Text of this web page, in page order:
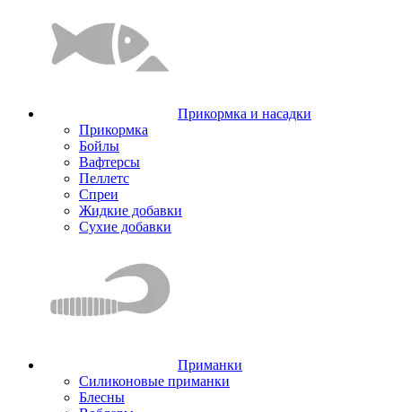
Прикормка и насадки
Прикормка
Бойлы
Вафтерсы
Пеллетс
Спреи
Жидкие добавки
Сухие добавки
Приманки
Силиконовые приманки
Блесны